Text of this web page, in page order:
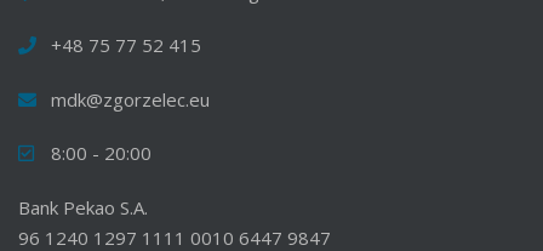
+48 75 77 52 415
mdk@zgorzelec.eu
8:00 - 20:00
Bank Pekao S.A.
96 1240 1297 1111 0010 6447 9847